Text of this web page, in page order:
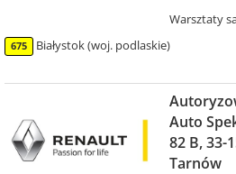
Warsztaty
675 Białystok (woj. podlaskie)
Auto
82 B, 33-
Tarnów